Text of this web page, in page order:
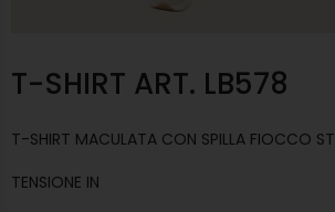
T-SHIRT ART. LB578
T-SHIRT MACULATA CON SPILLA FIOCCO
TENSIONE IN